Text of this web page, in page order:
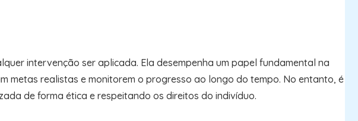
intervenção ser aplicada. Ela desempenha um papel fundamental na
metas realistas e monitorem o progresso ao longo do tempo. No entanto, é
de forma ética e respeitando os direitos do indivíduo.